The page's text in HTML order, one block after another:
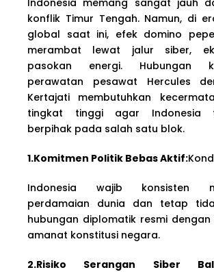
konflik Timur Tengah. Namun, di
global saat ini, efek domino
merambat lewat jalur siber,
pasokan energi. Hubungan
perawatan pesawat Hercules
Kertajati membutuhkan
tingkat tinggi agar Indonesia
berpihak pada salah satu blok.
1.Komitmen Politik Bebas Aktif:
Indonesia wajib konsisten
perdamaian dunia dan tetap
hubungan diplomatik resmi dengan
amanat konstitusi negara.
2.Risiko Serangan Siber